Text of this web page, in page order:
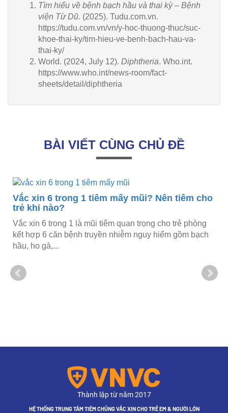
Tìm hiểu về bệnh bạch hầu và thai kỳ – Bệnh
viện Từ Dũ. (2025). Tudu.com.vn.
https://tudu.com.vn/vn/y-hoc-thuong-thuc/suc-
khoe-thai-ky/tim-hieu-ve-benh-bach-hau-va-
thai-ky/
World. (2024, July 12). Diphtheria. Who.int.
https://www.who.int/news-room/fact-
sheets/detail/diphtheria
BÀI VIẾT CÙNG CHỦ ĐỀ
Vắc xin 6 trong 1 tiêm mấy mũi? Nên tiêm cho
trẻ khi nào?
Vắc xin 6 trong 1 là mũi tiêm quan trọng cho trẻ phòng
kết hợp 6 căn bệnh truyền nhiễm nguy hiểm gồm bạch
hầu, ho gà,...
Thành lập từ năm 2017
HỆ THỐNG TRUNG TÂM TIÊM CHỦNG VẮC XIN CHO TRẺ EM & NGƯỜI LỚN